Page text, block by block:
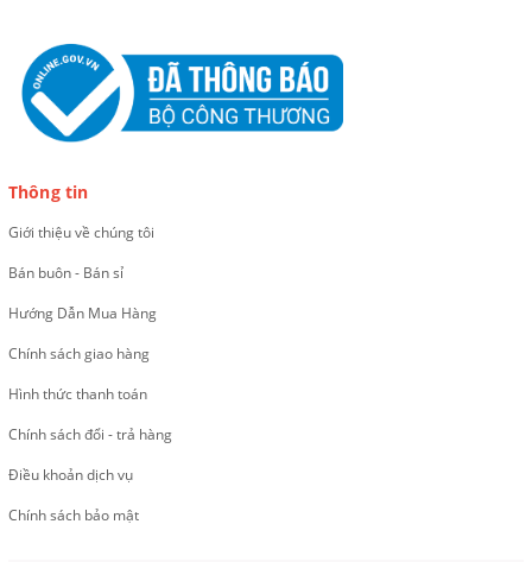
Thông tin
Giới thiệu về chúng tôi
Bán buôn - Bán sỉ
Hướng Dẫn Mua Hàng
Chính sách giao hàng
Hình thức thanh toán
Chính sách đổi - trả hàng
Điều khoản dịch vụ
Chính sách bảo mật